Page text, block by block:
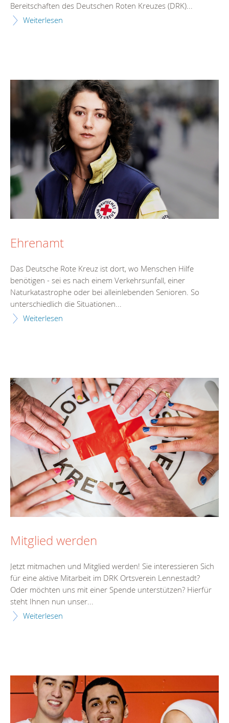
Bereitschaften des Deutschen Roten Kreuzes (DRK)...
Weiterlesen
Ehrenamt
Das Deutsche Rote Kreuz ist dort, wo Menschen Hilfe
benötigen - sei es nach einem Verkehrsunfall, einer
Naturkatastrophe oder bei alleinlebenden Senioren. So
unterschiedlich die Situationen...
Weiterlesen
Mitglied werden
Jetzt mitmachen und Mitglied werden! Sie interessieren Sich
für eine aktive Mitarbeit im DRK Ortsverein Lennestadt?
Oder möchten uns mit einer Spende unterstützen? Hierfür
steht Ihnen nun unser...
Weiterlesen